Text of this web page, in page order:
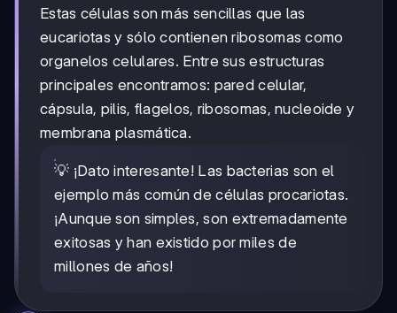
Estas células son más sencillas que las
eucariotas y sólo contienen ribosomas como
organelos celulares. Entre sus estructuras
principales encontramos: pared celular,
cápsula, pilis, flagelos, ribosomas, nucleoide y
membrana plasmática.
💡 ¡Dato interesante! Las bacterias son el
ejemplo más común de células procariotas.
¡Aunque son simples, son extremadamente
exitosas y han existido por miles de
millones de años!